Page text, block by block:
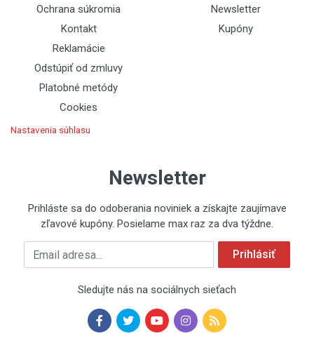
Ochrana súkromia
Kontakt
Reklamácie
Odstúpiť od zmluvy
Platobné metódy
Cookies
Nastavenia súhlasu
Newsletter
Kupóny
Newsletter
Prihláste sa do odoberania noviniek a získajte zaujímave
zľavové kupóny. Posielame max raz za dva týždne.
Emailová adresa Prihlásiť
Sledujte nás na sociálnych sieťach